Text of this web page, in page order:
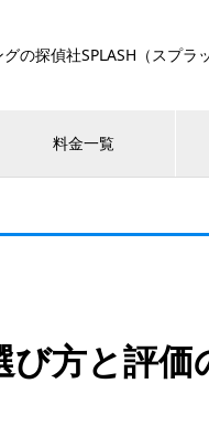
の探偵社SPLASH（スプラッ
料金一覧
び方と評価